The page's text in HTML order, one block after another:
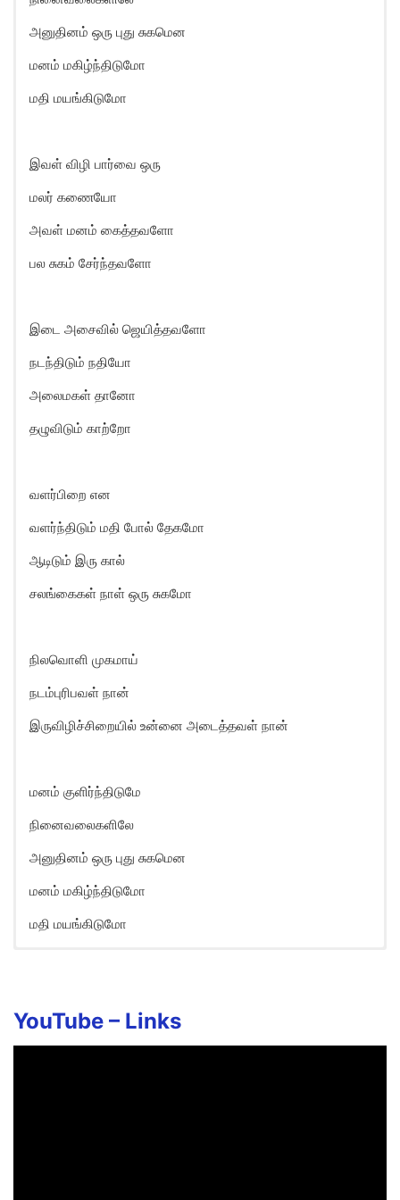
அனுதினம் ஒரு புது சுகமென
மனம் மகிழ்ந்திடுமோ
மதி மயங்கிடுமோ
இவள் விழி பார்வை ஒரு
மலர் கணையோ
அவள் மனம் கைத்தவளோ
பல சுகம் சேர்ந்தவளோ
இடை அசைவில் ஜெயித்தவளோ
நடந்திடும் நதியோ
அலைமகள் தானோ
தழுவிடும் காற்றோ
வளர்பிறை என
வளர்ந்திடும் மதி போல் தேகமோ
ஆடிடும் இரு கால்
சலங்கைகள் நாள் ஒரு சுகமோ
நிலவொளி முகமாய்
நடம்புரிபவள் நான்
இருவிழிச்சிறையில் உன்னை அடைத்தவள் நான்
மனம் குளிர்ந்திடுமே
நினைவலைகளிலே
அனுதினம் ஒரு புது சுகமென
மனம் மகிழ்ந்திடுமோ
மதி மயங்கிடுமோ
Vinnai aalum endrum unthan
Kaalgal pootri magizhvom
YouTube – Links